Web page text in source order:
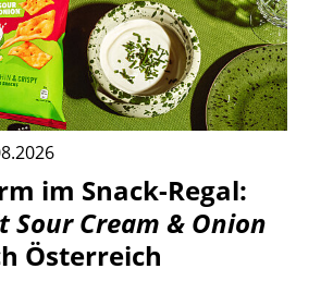
im Snack-Regal:
Sour Cream & Onion
Österreich